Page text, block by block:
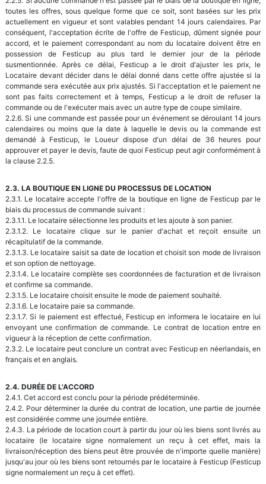
toutes les offres, sous quelque forme que ce soit, sont basées sur les prix
actuellement en vigueur et sont valables pendant 14 jours calendaires. Par
conséquent, l'acceptation écrite de l'offre de Festicup, dûment signée pour
accord, et le paiement correspondant au nom du locataire doivent être en
possession de Festicup au plus tard le dernier jour de la période
susmentionnée. Après ce délai, Festicup a le droit d'ajuster les prix, le
Locataire devant décider dans le délai donné dans cette offre ajustée si la
commande sera exécutée aux prix ajustés. Si l'acceptation et le paiement ne
sont pas faits correctement et à temps, Festicup a le droit de refuser la
commande ou de l'exécuter mais avec un autre type de coupe similaire.
2.2.6. Si une commande est passée pour un événement se déroulant 14 jours
calendaires ou moins que la date à laquelle le devis ou la commande est
demandé à Festicup, le Loueur dispose d'un délai de 36 heures pour
approuver et payer le devis, faute de quoi Festicup peut agir conformément à
la clause 2.2.5.
2.3. LA BOUTIQUE EN LIGNE DU PROCESSUS DE LOCATION
2.3.1. Le locataire accepte l'offre de la boutique en ligne de Festicup par le
biais du processus de commande suivant :
2.3.1.1. Le locataire sélectionne les produits et les ajoute à son panier.
2.3.1.2. Le locataire clique sur le panier d'achat et reçoit ensuite un
récapitulatif de la commande.
2.3.1.3. Le locataire saisit sa date de location et choisit son mode de livraison
et son option de nettoyage.
2.3.1.4. Le locataire complète ses coordonnées de facturation et de livraison
et confirme sa commande.
2.3.1.5. Le locataire choisit ensuite le mode de paiement souhaité.
2.3.1.6. Le locataire paie sa commande.
2.3.1.7. Si le paiement est effectué, Festicup en informera le locataire en lui
envoyant une confirmation de commande. Le contrat de location entre en
vigueur à la réception de cette confirmation.
2.3.2. Le locataire peut conclure un contrat avec Festicup en néerlandais, en
français et en anglais.
2.4. DURÉE DE L'ACCORD
2.4.1. Cet accord est conclu pour la période prédéterminée.
2.4.2. Pour déterminer la durée du contrat de location, une partie de journée
est considérée comme une journée entière.
2.4.3. La période de location court à partir du jour où les biens sont livrés au
locataire (le locataire signe normalement un reçu à cet effet, mais la
livraison/réception des biens peut être prouvée de n'importe quelle manière)
jusqu'au jour où les biens sont retournés par le locataire à Festicup (Festicup
signe normalement un reçu à cet effet).